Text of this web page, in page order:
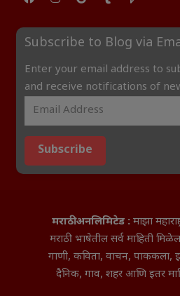
Subscribe to Blog via
Enter your email address to
and receive notifications of
Subscribe
मराठी अनलिमिटेड : माझा
मराठी भाषेतील सर्व माहिती
गाणी, कविता, वाचन, पाककला,
दैनिक, गाव, शहर आणि इतर